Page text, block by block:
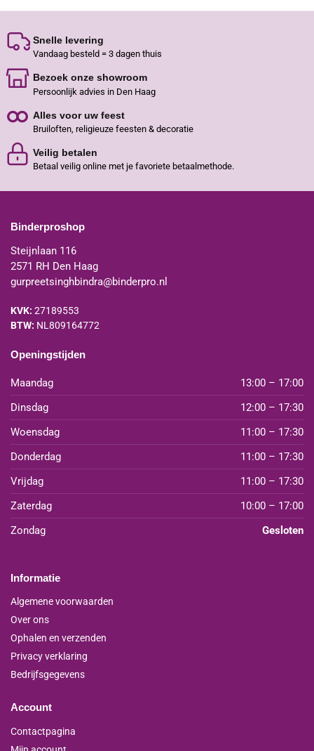
Snelle levering
Vandaag besteld = 3 dagen thuis
Bezoek onze showroom
Persoonlijk advies in Den Haag
Alles voor uw feest
Bruiloften, religieuze feesten & decoratie
Veilig betalen
Betaal veilig online met je favoriete betaalmethode.
Binderproshop
Steijnlaan 116
2571 RH Den Haag
gurpreetsinghbindra@binderpro.nl
KVK: 27189553
BTW: NL809164772
Openingstijden
Maandag
13:00 – 17:00
Dinsdag
12:00 – 17:30
Woensdag
11:00 – 17:30
Donderdag
11:00 – 17:30
Vrijdag
11:00 – 17:30
Zaterdag
10:00 – 17:00
Zondag
Gesloten
Informatie
Algemene voorwaarden
Over ons
Ophalen en verzenden
Privacy verklaring
Bedrijfsgegevens
Account
Contactpagina